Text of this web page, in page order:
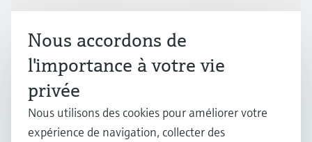
Produits et services
Industries
Support
Nous accordons de
l'importance à votre vie
privée
Nous utilisons des cookies pour améliorer votre
expérience de navigation, collecter des